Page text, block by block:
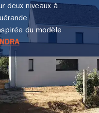
deux niveaux à
du modèle